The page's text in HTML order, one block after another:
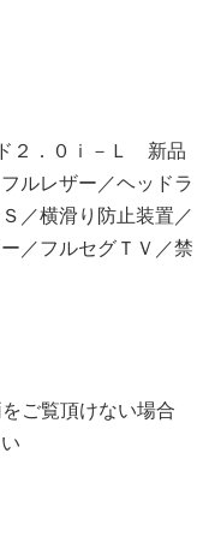
２．０ｉ－Ｌ 新品
ルレザー／ヘッドラ
／横滑り防止装置／
／フルセグＴＶ／禁
ご覧頂けない場合